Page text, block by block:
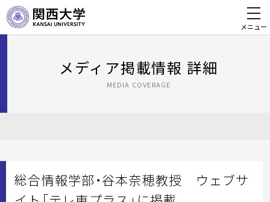
メニュー
メディア掲載情報 詳細
MEDIA COVERAGE
総合情報学部・谷本奈穂教授 ウェブサ